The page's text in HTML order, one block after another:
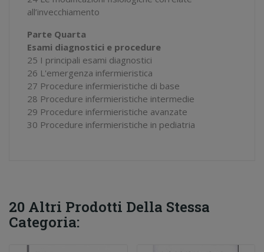
all’invecchiamento
Parte Quarta
Esami diagnostici e procedure
25 I principali esami diagnostici
26 L'emergenza infermieristica
27 Procedure infermieristiche di base
28 Procedure infermieristiche intermedie
29 Procedure infermieristiche avanzate
30 Procedure infermieristiche in pediatria
20 Altri Prodotti Della Stessa
Categoria: